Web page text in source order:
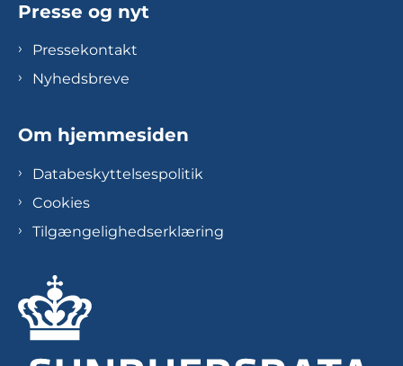
Presse og nyt
Pressekontakt
Nyhedsbreve
Om hjemmesiden
Databeskyttelsespolitik
Cookies
Tilgængelighedserklæring